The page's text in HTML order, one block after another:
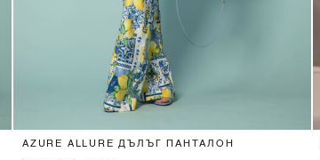
XS S M
AZURE ALLURE ДЪЛЪГ ПАНТАЛОН